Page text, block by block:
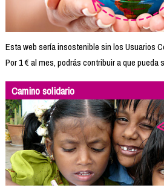
Esta web sería insostenible sin los Usuarios
Por 1 € al mes, podrás contribuir a que pueda
Camino solidario